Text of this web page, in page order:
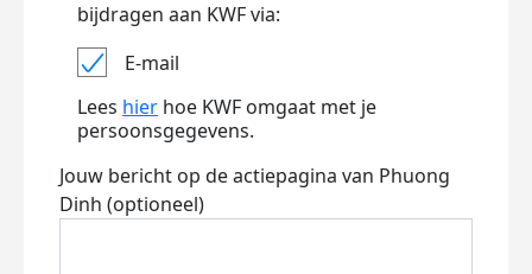
bijdragen aan KWF via:
E-mail
Lees hier hoe KWF omgaat met je
persoonsgegevens.
Jouw bericht op de actiepagina van Phuong
Dinh (optioneel)